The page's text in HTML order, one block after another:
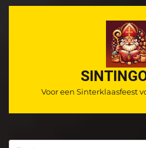
Ga
Voor een Sinterklaasfeest